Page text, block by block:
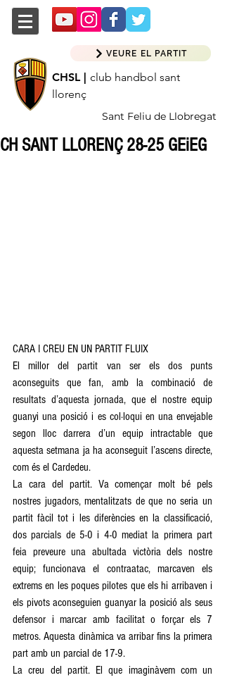
CHSL | club handbol sant
llorenç
Sant Feliu de Llobregat
VEURE EL PARTIT
CH SANT LLORENÇ 28-25 GEiEG
CARA I CREU EN UN PARTIT FLUIX
El millor del partit van ser els dos punts
aconseguits que fan, amb la combinació de
resultats d’aquesta jornada, que el nostre equip
guanyi una posició i es col·loqui en una envejable
segon lloc darrera d’un equip intractable que
aquesta setmana ja ha aconseguit l’ascens directe,
com és el Cardedeu.
La cara del partit. Va començar molt bé pels
nostres jugadors, mentalitzats de que no seria un
partit fàcil tot i les diferències en la classificació,
dos parcials de 5-0 i 4-0 mediat la primera part
feia preveure una abultada victòria dels nostre
equip; funcionava el contraatac, marcaven els
extrems en les poques pilotes que els hi arribaven i
els pivots aconseguien guanyar la posició als seus
defensor i marcar amb facilitat o forçar els 7
metros. Aquesta dinàmica va arribar fins la primera
part amb un parcial de 17-9.
La creu del partit. El que imaginàvem com un